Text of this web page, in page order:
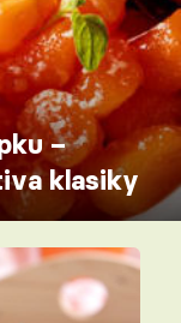
–
klasiky